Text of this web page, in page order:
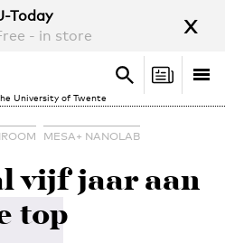
Today
- in store
x
University of Twente
Search
Search
MESA+ NANOLAB
vijf jaar aan
top